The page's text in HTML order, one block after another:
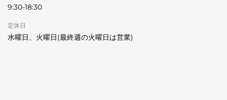
9:30-18:30
定休日
水曜日、火曜日(最終週の火曜日は営業)